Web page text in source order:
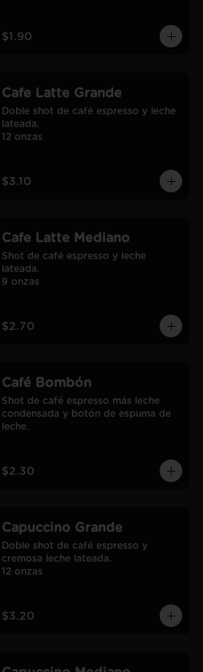
$1.90
Cafe Latte Grande
Doble shot de café espresso y leche
lateada.
12 onzas
$3.10
Cafe Latte Mediano
Shot de café espresso y leche
lateada.
9 onzas
$2.70
Café Bombón
Shot de café espresso más leche
condensada y botón de espuma de
leche.
$2.30
Capuccino Grande
Doble shot de café espresso y
cremosa leche lateada.
12 onzas
$3.20